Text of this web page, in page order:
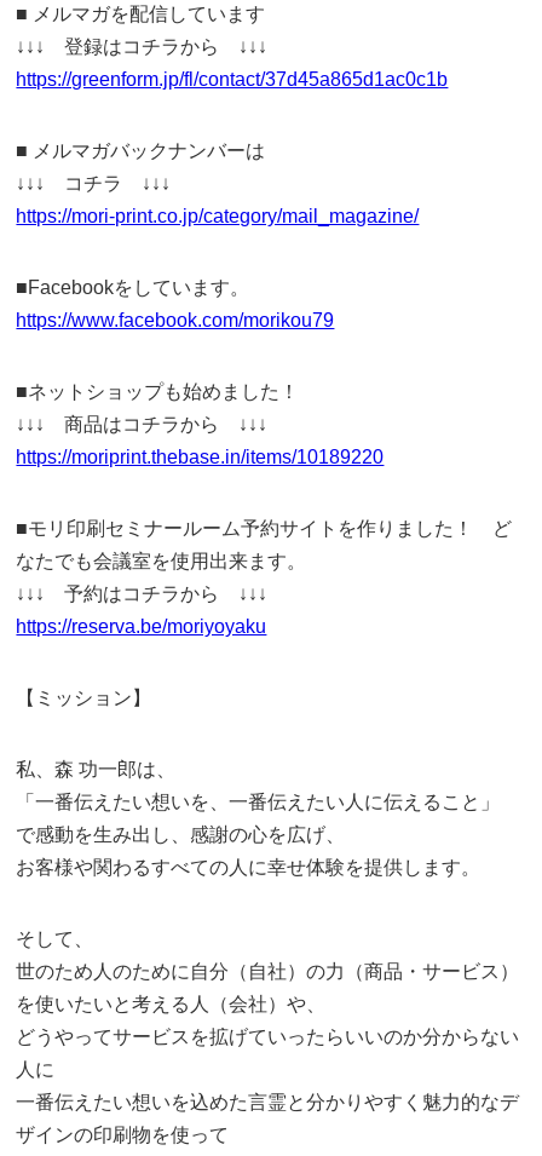
■ メルマガを配信しています
↓↓↓ 登録はコチラから ↓↓↓
https://greenform.jp/fl/contact/37d45a865d1ac0c1b
■ メルマガバックナンバーは
↓↓↓ コチラ ↓↓↓
https://mori-print.co.jp/category/mail_magazine/
■Facebookをしています。
https://www.facebook.com/morikou79
■ネットショップも始めました！
↓↓↓ 商品はコチラから ↓↓↓
https://moriprint.thebase.in/items/10189220
■モリ印刷セミナールーム予約サイトを作りました！ ど
なたでも会議室を使用出来ます。
↓↓↓ 予約はコチラから ↓↓↓
https://reserva.be/moriyoyaku
【ミッション】
私、森 功一郎は、
「一番伝えたい想いを、一番伝えたい人に伝えること」
で感動を生み出し、感謝の心を広げ、
お客様や関わるすべての人に幸せ体験を提供します。
そして、
世のため人のために自分（自社）の力（商品・サービス）
を使いたいと考える人（会社）や、
どうやってサービスを拡げていったらいいのか分からない
人に
一番伝えたい想いを込めた言霊と分かりやすく魅力的なデ
ザインの印刷物を使って